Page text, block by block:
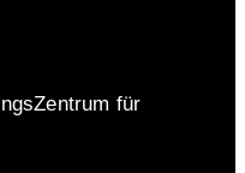
für